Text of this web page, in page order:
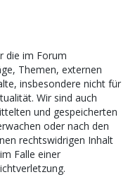
die im Forum
Themen, externen
insbesondere nicht für
Wir sind auch
und gespeicherten
oder nach den
rechtswidrigen Inhalt
Falle einer